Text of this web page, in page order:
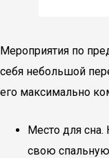
Мероприятия по
себя небольшой
его максимально
Место для сна.
свою спальную